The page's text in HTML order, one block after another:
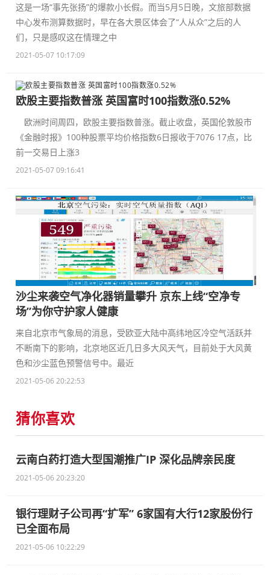
这是一场“事先张扬”的爆款小长假。而当5月5日晚，文旅部数据
中心发布测算数据时，早在各大景区体会了“人从众”之后的人
们，只是感叹这在情理之中
2021-05-07 10:17:09
欧股主要指数普涨 英国富时100指数涨0.52%
欧洲时间周四，欧股主要指数普涨。截止收盘，英国伦敦股市
《金融时报》100种股票平均价格指数6日报收于7076 17点，比
前一交易日上涨3
2021-05-07 09:16:41
沙尘来袭空气净化器销量攀升 京东上线“空净专
场”为你守护家人健康
来自北京市气象局的消息，受欧亚大陆中高纬地区冷空气活跃并
不断南下的影响，北京地区近几日多大风天气，目前处于大风黄
色和沙尘蓝色预警信号中。最近
2021-05-06 20:22:53
猜你喜欢
云南白药打造大型国潮推广IP 深化品牌亲民度
2021-05-06 20:23:20
银行理财子公司再“扩军” 6家国有大行12家股份行
已全面布局
2021-05-06 10:22:29